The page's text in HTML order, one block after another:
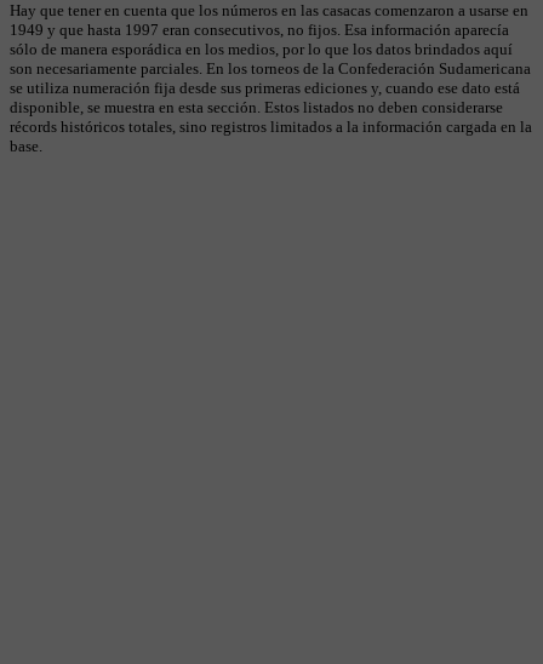
Hay que tener en cuenta que los números en las casacas comenzaron a usarse en
1949 y que hasta 1997 eran consecutivos, no fijos. Esa información aparecía
sólo de manera esporádica en los medios, por lo que los datos brindados aquí
son necesariamente parciales. En los torneos de la Confederación Sudamericana
se utiliza numeración fija desde sus primeras ediciones y, cuando ese dato está
disponible, se muestra en esta sección. Estos listados no deben considerarse
récords históricos totales, sino registros limitados a la información cargada en la
base.